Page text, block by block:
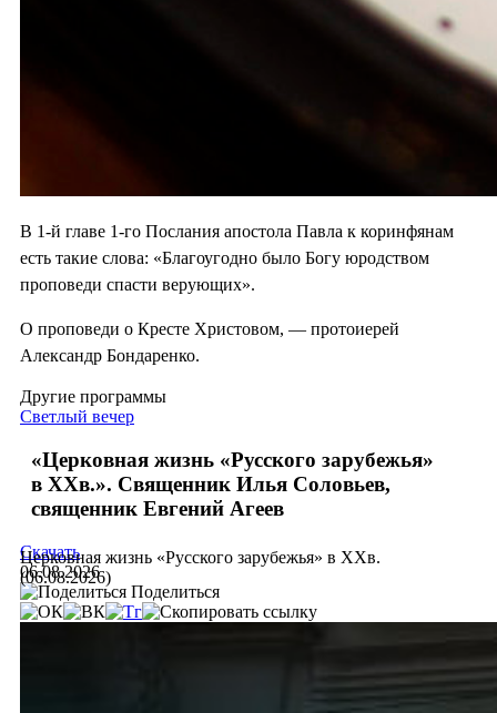
В 1-й главе 1-го Послания апостола Павла к коринфянам
есть такие слова: «Благоугодно было Богу юродством
проповеди спасти верующих».
О проповеди о Кресте Христовом, — протоиерей
Александр Бондаренко.
Другие программы
Светлый вечер
«Церковная жизнь «Русского зарубежья»
в ХХв.». Священник Илья Соловьев,
священник Евгений Агеев
Церковная жизнь «Русского зарубежья» в ХХв.
(06.08.2026)
Скачать
06.08.2026
Поделиться